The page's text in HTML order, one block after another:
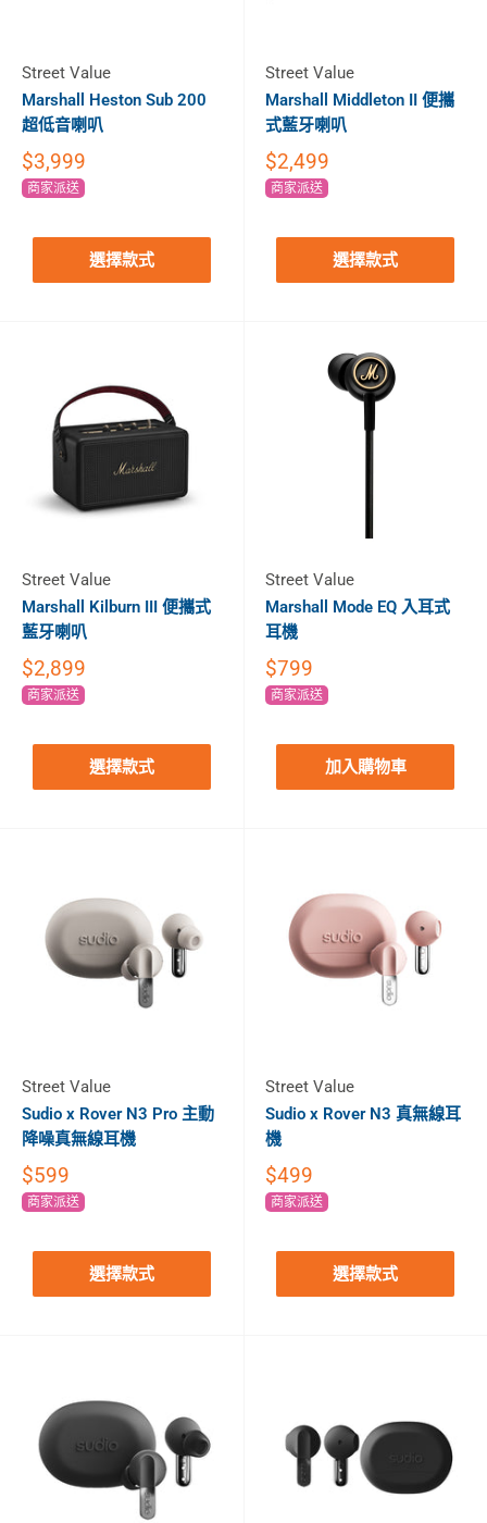
Street Value
Marshall Heston Sub 200
超低音喇叭
$3,999
商家派送
選擇款式
Street Value
Marshall Middleton II 便攜
式藍牙喇叭
$2,499
商家派送
選擇款式
Street Value
Marshall Kilburn III 便攜式
藍牙喇叭
$2,899
商家派送
選擇款式
Street Value
Marshall Mode EQ 入耳式
耳機
$799
商家派送
加入購物車
Street Value
Sudio x Rover N3 Pro 主動
降噪真無線耳機
$599
商家派送
選擇款式
Street Value
Sudio x Rover N3 真無線耳
機
$499
商家派送
選擇款式